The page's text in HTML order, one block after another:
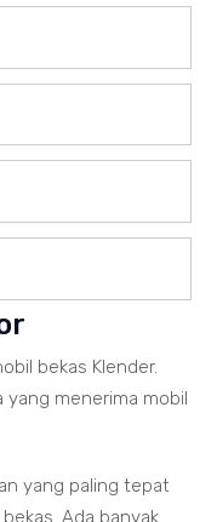
bekas Klender.
yang menerima mobil
yang paling tepat
Ada banyak